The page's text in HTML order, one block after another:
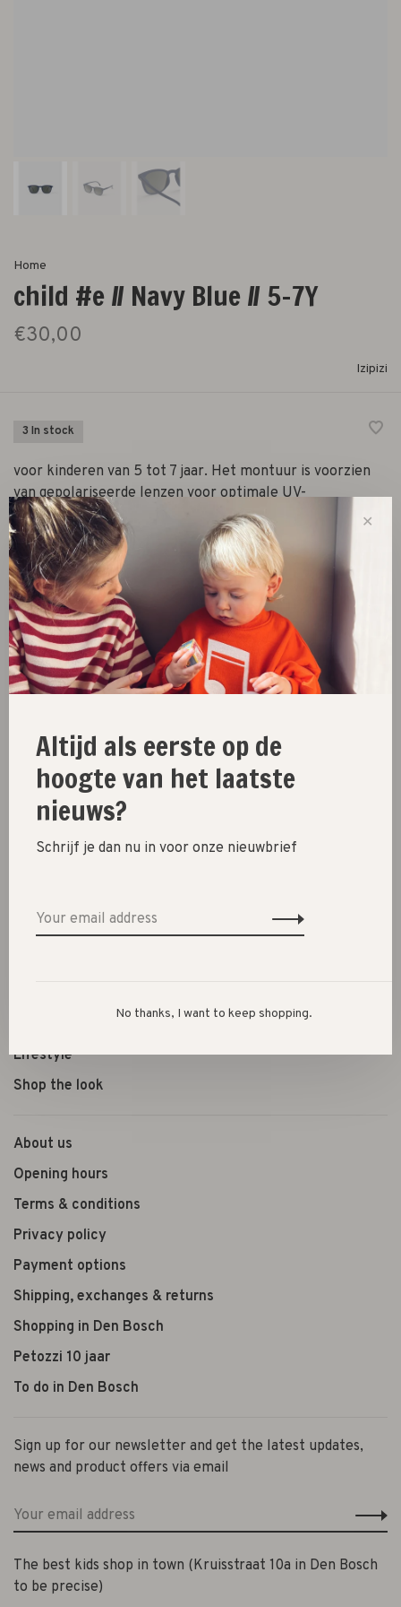
Home
child #e // Navy Blue // 5-7Y
€30,00
Izipizi
3 In stock
voor kinderen van 5 tot 7 jaar. Het montuur is voorzien
van gepolariseerde lenzen voor optimale UV-
bescherming.
Quantity: -
Add to cart
Size guide
Share this product: Facebook Twitter
SALE 60%
Lifestyle
Shop the look
About us
Opening hours
Terms & conditions
Privacy policy
Payment options
Shipping, exchanges & returns
Shopping in Den Bosch
Petozzi 10 jaar
To do in Den Bosch
Sign up for our newsletter and get the latest updates,
news and product offers via email
The best kids shop in town (Kruisstraat 10a in Den Bosch
to be precise)
✕
Altijd als eerste op de
hoogte van het laatste
nieuws?
Schrijf je dan nu in voor onze nieuwbrief
No thanks, I want to keep shopping.